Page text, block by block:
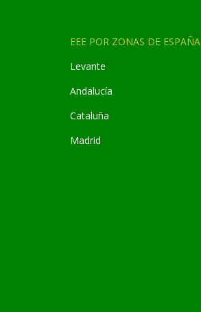
EEE POR ZONAS DE ESPAÑA
Levante
Andalucía
Cataluña
Madrid